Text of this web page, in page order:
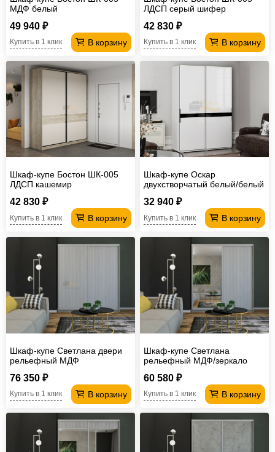
МДФ белый
49 940 ₽
В корзину
Купить в 1 клик
ЛДСП серый шифер
42 830 ₽
В корзину
Купить в 1 клик
Шкаф-купе Бостон ШК-005
ЛДСП кашемир
42 830 ₽
В корзину
Купить в 1 клик
Шкаф-купе Оскар
двухстворчатый белый/белый
32 940 ₽
В корзину
Купить в 1 клик
Шкаф-купе Светлана двери
рельефный МДФ
76 350 ₽
В корзину
Купить в 1 клик
Шкаф-купе Светлана
рельефный МДФ/зеркало
60 580 ₽
В корзину
Купить в 1 клик